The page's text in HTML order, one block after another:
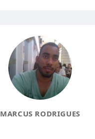
MARCUS RODRIGUES